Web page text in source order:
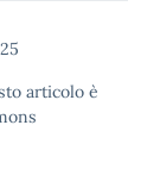
articolo è